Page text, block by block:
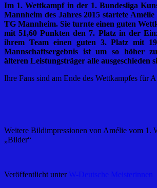
Im 1. Wettkampf in der 1. Bundesliga
Mannheim des Jahres 2015 startete
TG Mannheim. Sie turnte einen guten
mit 51,60 Punkten den 7. Platz in der
ihrem Team einen guten 3. Platz mit
Mannschaftsergebnis ist um so höher
älteren Leistungsträger alle ausgeschieden
Ihre Fans sind am Ende des Wettkampfes für
Weitere Bildimpressionen von Amélie vom 1.
„Bilder“
Veröffentlicht unter W-Deutsche Meisterinnen